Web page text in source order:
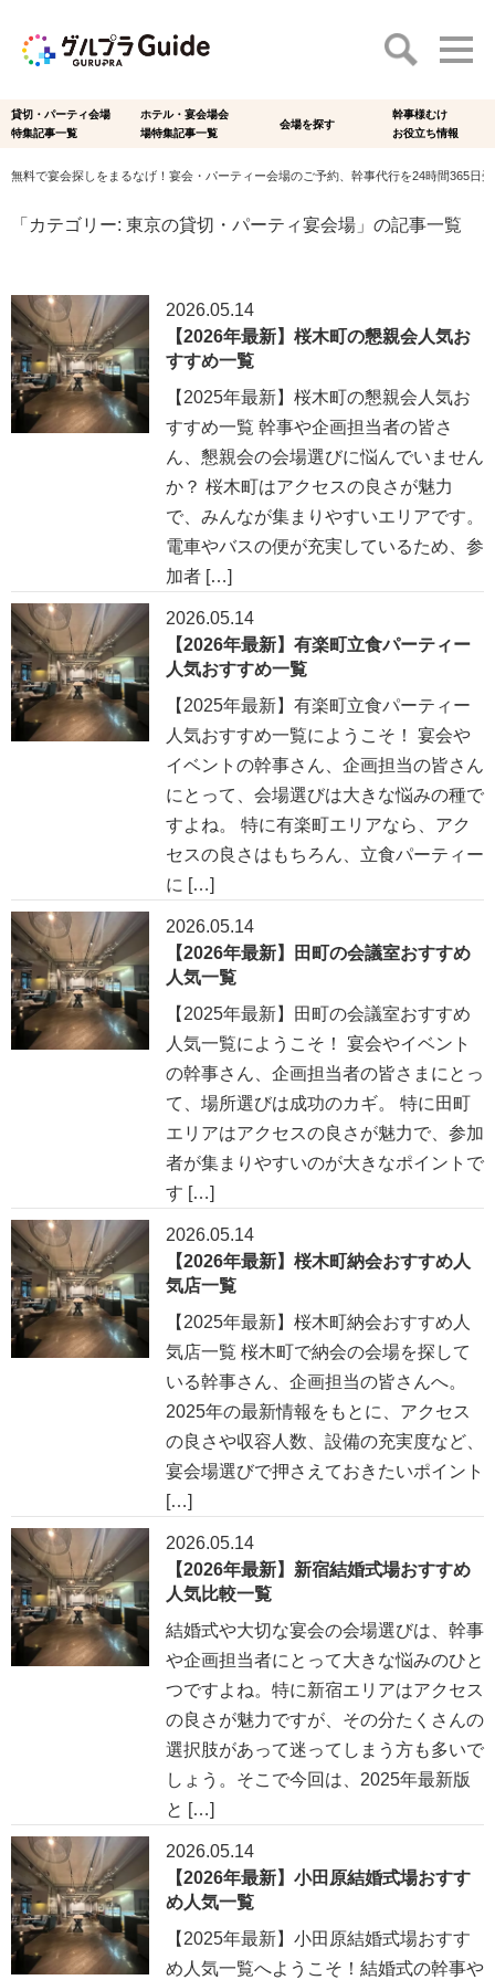
貸切・パーティ会場
特集記事一覧
ホテル・宴会場会
場特集記事一覧
会場を探す
幹事様むけ
お役立ち情報
無料で宴会探しをまるなげ！宴会・パーティー会場のご予約、幹事代行を24時間365日
「カテゴリー: 東京の貸切・パーティ宴会場 」の記事一覧
2026.05.14
【2026年最新】桜木町の懇親会人気お
すすめ一覧
【2025年最新】桜木町の懇親会人気お
すすめ一覧 幹事や企画担当者の皆さ
ん、懇親会の会場選びに悩んでいません
か？ 桜木町はアクセスの良さが魅力
で、みんなが集まりやすいエリアです。
電車やバスの便が充実しているため、参
加者 […]
2026.05.14
【2026年最新】有楽町立食パーティー
人気おすすめ一覧
【2025年最新】有楽町立食パーティー
人気おすすめ一覧にようこそ！ 宴会や
イベントの幹事さん、企画担当の皆さん
にとって、会場選びは大きな悩みの種で
すよね。 特に有楽町エリアなら、アク
セスの良さはもちろん、立食パーティー
に […]
2026.05.14
【2026年最新】田町の会議室おすすめ
人気一覧
【2025年最新】田町の会議室おすすめ
人気一覧にようこそ！ 宴会やイベント
の幹事さん、企画担当者の皆さまにとっ
て、場所選びは成功のカギ。 特に田町
エリアはアクセスの良さが魅力で、参加
者が集まりやすいのが大きなポイントで
す […]
2026.05.14
【2026年最新】桜木町納会おすすめ人
気店一覧
【2025年最新】桜木町納会おすすめ人
気店一覧 桜木町で納会の会場を探して
いる幹事さん、企画担当の皆さんへ。
2025年の最新情報をもとに、アクセス
の良さや収容人数、設備の充実度など、
宴会場選びで押さえておきたいポイント
[…]
2026.05.14
【2026年最新】新宿結婚式場おすすめ
人気比較一覧
結婚式や大切な宴会の会場選びは、幹事
や企画担当者にとって大きな悩みのひと
つですよね。特に新宿エリアはアクセス
の良さが魅力ですが、その分たくさんの
選択肢があって迷ってしまう方も多いで
しょう。そこで今回は、2025年最新版
と […]
2026.05.14
【2026年最新】小田原結婚式場おすす
め人気一覧
【2025年最新】小田原結婚式場おすす
め人気一覧へようこそ！結婚式の幹事や